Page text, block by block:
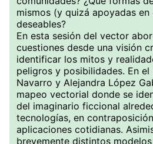
mismos (y quizá apoyadas
deseables?
En esta sesión del vector
cuestiones desde una visión
identificar los mitos y
peligros y posibilidades. En
Navarro y Alejandra López
mapeo vectorial donde se
del imaginario ficcional
tecnologías, en
aplicaciones cotidianas.
brevemente distintos